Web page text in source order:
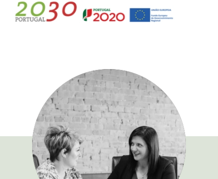
dos financiamentos à Investigação e Desenvolvimento
Tecnológico, Empreendedorismo, Internacionalização e